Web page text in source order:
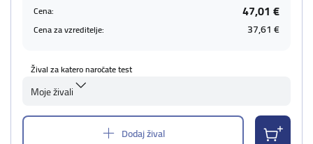
Cena: 47,01 €
Cena za vzreditelje: 37,61 €
Žival za katero naročate test
Moje živali
Dodaj žival